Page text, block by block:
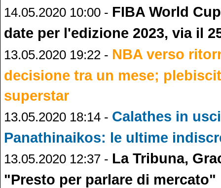
14.05.2020 10:00 - FIBA World
date per l'edizione 2023, via il
13.05.2020 19:22 - NBA verso
decisione tra un mese;
superstar
13.05.2020 18:14 - Calathes in
Panathinaikos: le ultime
13.05.2020 12:37 - La Tribuna,
"Presto per parlare di mercato"